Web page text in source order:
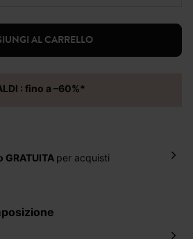
AL CARRELLO
: fino a –60%*
GRATUITA per acquisti
€ per ordini inferiori a 50 €.